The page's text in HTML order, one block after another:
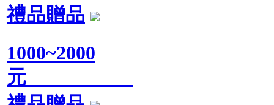
禮品贈品
1000~2000
元